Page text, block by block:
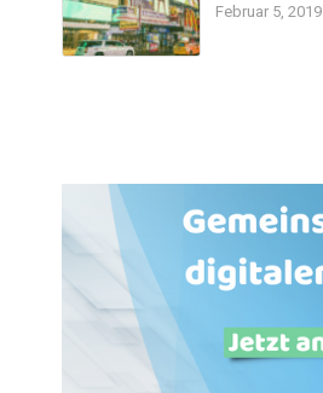
Februar 5, 2019